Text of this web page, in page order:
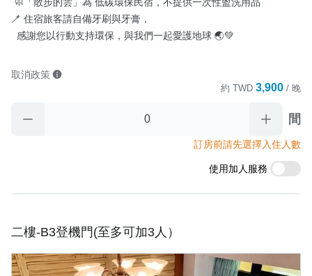
🪥 住宿旅客請自備牙刷與牙膏，
  感謝您以行動支持環保，與我們一起愛護地球 🌏💚
取消政策
約 TWD 3,900 / 晚
間
訂房前請先選擇入住人數
使用加人服務
二樓-B3登機門(至多可加3人）